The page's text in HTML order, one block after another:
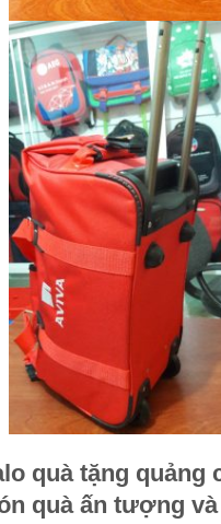
quà tặng quảng
quà ấn tượng